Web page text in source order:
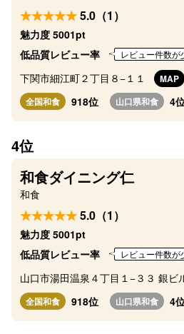
5.0（1）
魅力度 5001pt
低品質レビュー率
レビュー件数が
下関市細江町２丁目８−１１
MAP
全国和食
918位 山口県和食 4
4位
和食ダイニング仁
和食
5.0（1）
魅力度 5001pt
低品質レビュー率
レビュー件数が
山口市湯田温泉４丁目１−３３ 銀ビ
全国和食
918位 山口県和食 4